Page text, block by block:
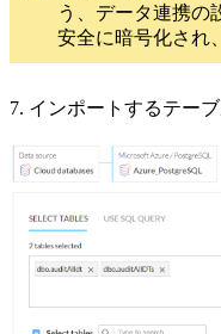
う、データ連携の
安全に暗号化され
7. インポートするテー